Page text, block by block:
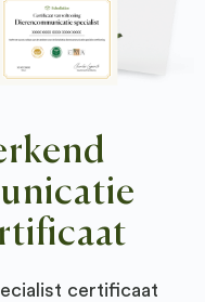
certificaat